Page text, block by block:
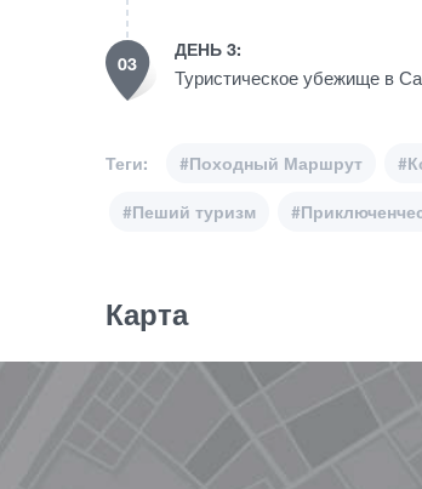
03
ДЕНЬ 3:
Туристическое убежище в
Теги: #Походный Маршрут
#Пеший туризм
Карта